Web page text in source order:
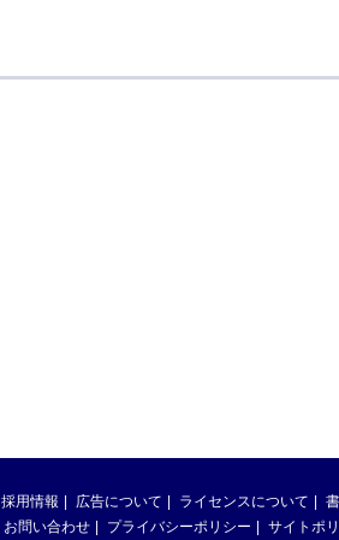
採用情報 広告について ライセンスについて
お問い合わせ プライバシーポリシー サイトポ